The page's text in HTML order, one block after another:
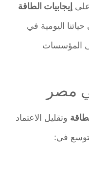
إيجابيات الطاقة
اليومية في
المؤسسات
مصر
وتقليل الاعتماد
في: